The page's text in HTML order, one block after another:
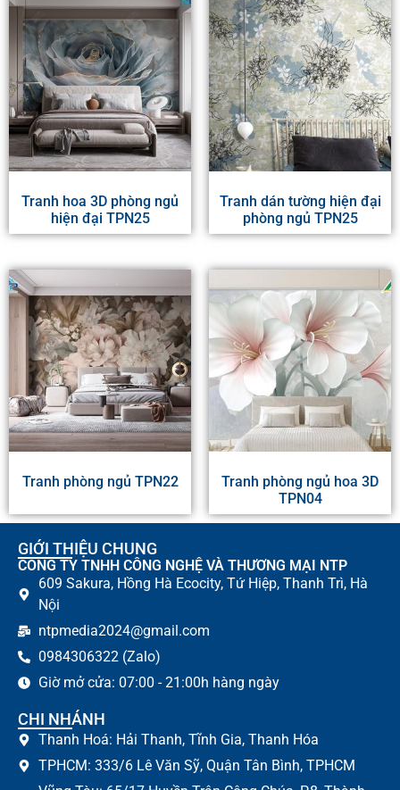
Tranh hoa 3D phòng ngủ
hiện đại TPN25
Tranh dán tường hiện đại
phòng ngủ TPN25
Tranh phòng ngủ TPN22
Tranh phòng ngủ hoa 3D
TPN04
GIỚI THIỆU CHUNG
CÔNG TY TNHH CÔNG NGHỆ VÀ THƯƠNG MẠI NTP
609 Sakura, Hồng Hà Ecocity, Tứ Hiệp, Thanh Trì, Hà
Nội
ntpmedia2024@gmail.com
0984306322 (Zalo)
Giờ mở cửa: 07:00 - 21:00h hàng ngày
CHI NHÁNH
Thanh Hoá: Hải Thanh, Tĩnh Gia, Thanh Hóa
TPHCM: 333/6 Lê Văn Sỹ, Quận Tân Bình, TPHCM